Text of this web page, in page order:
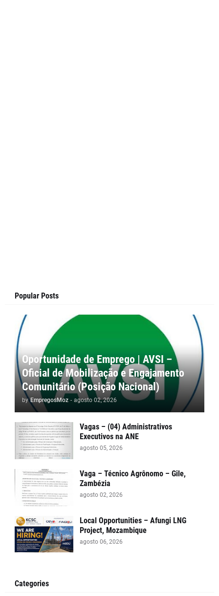
Popular Posts
Oportunidade de Emprego | AVSI –
Oficial de Mobilização e Engajamento
Comunitário (Posição Nacional)
by EmpregosMoz - agosto 02, 2026
Vagas – (04) Administrativos
Executivos na ANE
agosto 05, 2026
Vaga – Técnico Agrônomo – Gile,
Zambézia
agosto 02, 2026
Local Opportunities – Afungi LNG
Project, Mozambique
agosto 06, 2026
Categories